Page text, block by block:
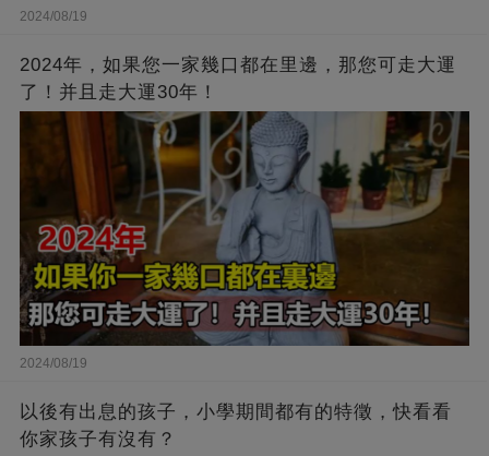
2024/08/19
2024年，如果您一家幾口都在里邊，那您可走大運
了！并且走大運30年！
2024/08/19
以後有出息的孩子，小學期間都有的特徵，快看看
你家孩子有沒有？